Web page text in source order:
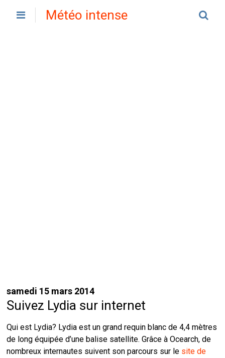
Météo intense
samedi 15 mars 2014
Suivez Lydia sur internet
Qui est Lydia? Lydia est un grand requin blanc de 4,4 mètres
de long équipée d’une balise satellite. Grâce à Ocearch, de
nombreux internautes suivent son parcours sur le site de